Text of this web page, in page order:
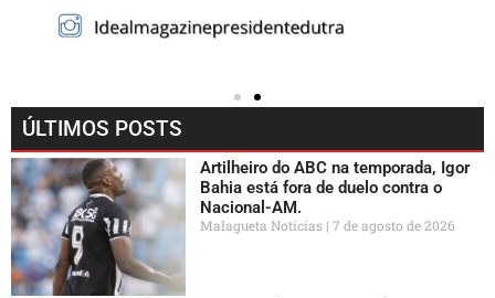
ÚLTIMOS POSTS
Artilheiro do ABC na temporada, Igor
Bahia está fora de duelo contra o
Nacional-AM.
Malagueta Notícias 7 de agosto de 2026